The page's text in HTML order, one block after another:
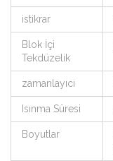
istikrar
Blok İçi
Tekdüzelik
zamanlayıcı
Isınma Süresi
Boyutlar